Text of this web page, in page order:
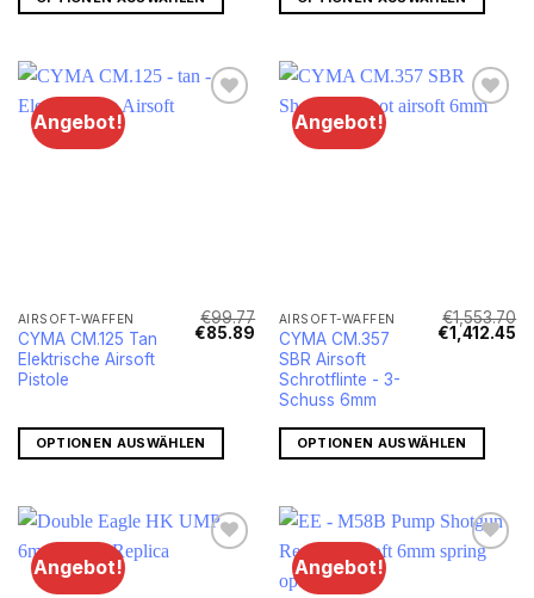
Angebot!
AIRSOFT-WAFFEN
CYMA CM.125 Tan
Elektrische Airsoft
Pistole
€99.77
Ursprünglicher
€85.89 Aktueller
Preis
€85.89.
OPTIONEN AUSWÄHLEN
Angebot!
AIRSOFT-WAFFEN
CYMA CM.357
SBR Airsoft
Schrotflinte - 3-
Schuss 6mm
€1,553.70
Preis
€1,412.45
OPTIONEN AUSWÄHLEN
Angebot! Angebot!